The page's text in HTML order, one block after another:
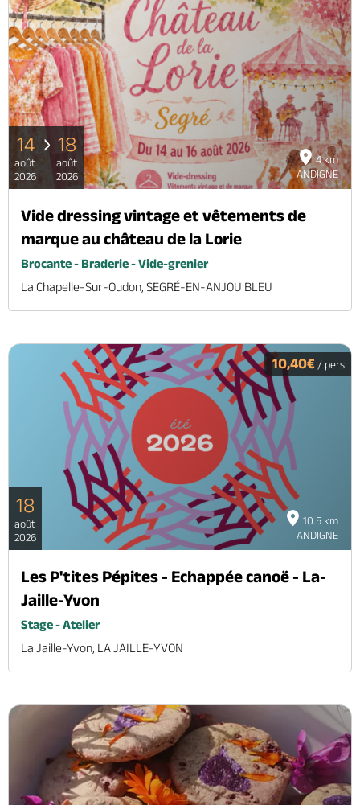
4 km
ANDIGNE
14
août
2026
18
août
2026
Vide dressing vintage et vêtements de
marque au château de la Lorie
Brocante - Braderie - Vide-grenier
La Chapelle-Sur-Oudon, SEGRÉ-EN-ANJOU BLEU
10.5 km
ANDIGNE
10,40€ / pers.
18
août
2026
Les P'tites Pépites - Echappée canoë - La-
Jaille-Yvon
Stage - Atelier
La Jaille-Yvon, LA JAILLE-YVON